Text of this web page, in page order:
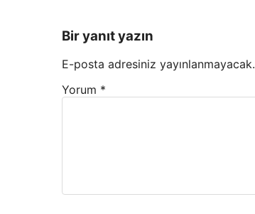
Bir yanıt yazın
E-posta adresiniz yayınlanmayacak.
Yorum *